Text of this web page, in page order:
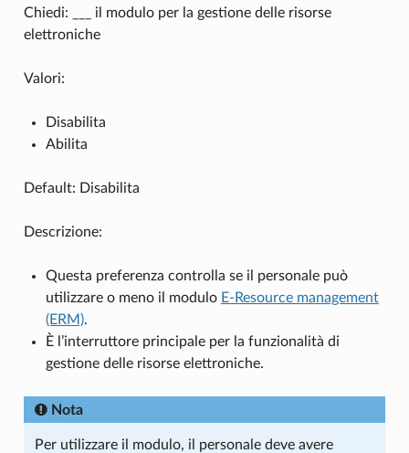
Chiedi: ___ il modulo per la gestione delle risorse
elettroniche
Valori:
Disabilita
Abilita
Default: Disabilita
Descrizione:
Questa preferenza controlla se il personale può
utilizzare o meno il modulo E-Resource management
(ERM).
È l’interruttore principale per la funzionalità di
gestione delle risorse elettroniche.
Nota
Per utilizzare il modulo, il personale deve avere